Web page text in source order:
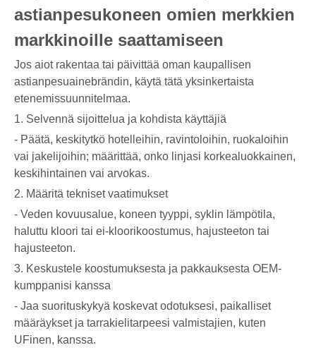
astianpesukoneen omien merkkien
markkinoille saattamiseen
Jos aiot rakentaa tai päivittää oman kaupallisen
astianpesuainebrändin, käytä tätä yksinkertaista
etenemissuunnitelmaa.
1. Selvennä sijoittelua ja kohdista käyttäjiä
- Päätä, keskitytkö hotelleihin, ravintoloihin, ruokaloihin
vai jakelijoihin; määrittää, onko linjasi korkealuokkainen,
keskihintainen vai arvokas.
2. Määritä tekniset vaatimukset
- Veden kovuusalue, koneen tyyppi, syklin lämpötila,
haluttu kloori tai ei-kloorikoostumus, hajusteeton tai
hajusteeton.
3. Keskustele koostumuksesta ja pakkauksesta OEM-
kumppanisi kanssa
- Jaa suorituskykyä koskevat odotuksesi, paikalliset
määräykset ja tarrakielitarpeesi valmistajien, kuten
UFinen, kanssa.